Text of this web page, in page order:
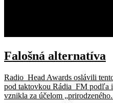
Falošná alternatíva
Radio_Head Awards oslávili
pod taktovkou Rádia_FM podľa
vznikla za účelom